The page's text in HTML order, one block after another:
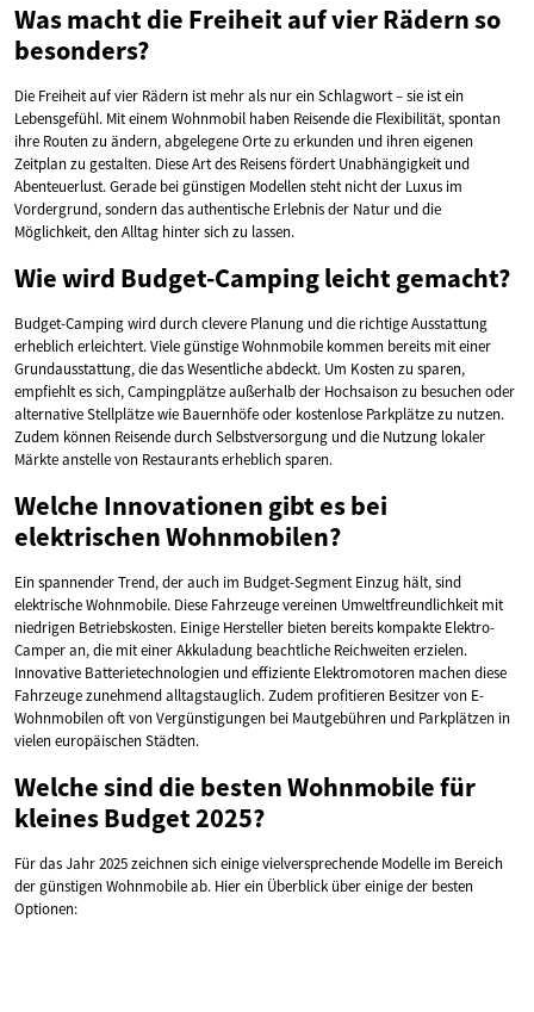
Was macht die Freiheit auf vier Rädern so
besonders?
Die Freiheit auf vier Rädern ist mehr als nur ein Schlagwort – sie ist ein
Lebensgefühl. Mit einem Wohnmobil haben Reisende die Flexibilität, spontan
ihre Routen zu ändern, abgelegene Orte zu erkunden und ihren eigenen
Zeitplan zu gestalten. Diese Art des Reisens fördert Unabhängigkeit und
Abenteuerlust. Gerade bei günstigen Modellen steht nicht der Luxus im
Vordergrund, sondern das authentische Erlebnis der Natur und die
Möglichkeit, den Alltag hinter sich zu lassen.
Wie wird Budget-Camping leicht gemacht?
Budget-Camping wird durch clevere Planung und die richtige Ausstattung
erheblich erleichtert. Viele günstige Wohnmobile kommen bereits mit einer
Grundausstattung, die das Wesentliche abdeckt. Um Kosten zu sparen,
empfiehlt es sich, Campingplätze außerhalb der Hochsaison zu besuchen oder
alternative Stellplätze wie Bauernhöfe oder kostenlose Parkplätze zu nutzen.
Zudem können Reisende durch Selbstversorgung und die Nutzung lokaler
Märkte anstelle von Restaurants erheblich sparen.
Welche Innovationen gibt es bei
elektrischen Wohnmobilen?
Ein spannender Trend, der auch im Budget-Segment Einzug hält, sind
elektrische Wohnmobile. Diese Fahrzeuge vereinen Umweltfreundlichkeit mit
niedrigen Betriebskosten. Einige Hersteller bieten bereits kompakte Elektro-
Camper an, die mit einer Akkuladung beachtliche Reichweiten erzielen.
Innovative Batterietechnologien und effiziente Elektromotoren machen diese
Fahrzeuge zunehmend alltagstauglich. Zudem profitieren Besitzer von E-
Wohnmobilen oft von Vergünstigungen bei Mautgebühren und Parkplätzen in
vielen europäischen Städten.
Welche sind die besten Wohnmobile für
kleines Budget 2025?
Für das Jahr 2025 zeichnen sich einige vielversprechende Modelle im Bereich
der günstigen Wohnmobile ab. Hier ein Überblick über einige der besten
Optionen: